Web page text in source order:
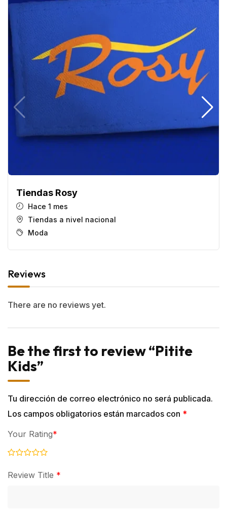
Tiendas Rosy
Hace 1 mes
Tiendas a nivel nacional
Moda
Reviews
There are no reviews yet.
Be the first to review “Pitite
Kids”
Tu dirección de correo electrónico no será publicada.
Los campos obligatorios están marcados con *
Review Title *
Your Rating*